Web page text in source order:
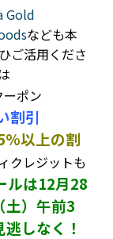
Gold
なども本
ご活用くださ
ポン
割引
以上の割
クレジットも
ルは12月28
土）午前3
しなく！